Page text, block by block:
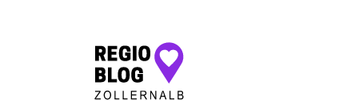
Hauptnavigation